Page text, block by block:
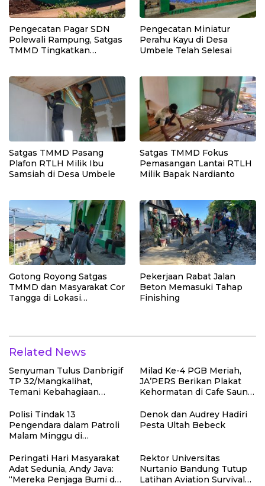
Pengecatan Pagar SDN
Polewali Rampung, Satgas
TMMD Tingkatkan
Pengecatan Miniatur
Perahu Kayu di Desa
Umbele Telah Selesai
Satgas TMMD Pasang
Plafon RTLH Milik Ibu
Samsiah di Desa Umbele
Satgas TMMD Fokus
Pemasangan Lantai RTLH
Milik Bapak Nardianto
Gotong Royong Satgas
TMMD dan Masyarakat Cor
Tangga di Lokasi
Pekerjaan Rabat Jalan
Beton Memasuki Tahap
Finishing
Related News
Senyuman Tulus Danbrigif
TP 32/Mangkalihat,
Temani Kebahagiaan
Massal
Milad Ke-4 PGB Meriah,
JA’PERS Berikan Plakat
Kehormatan di Cafe Saung
Polisi Tindak 13
Pengendara dalam Patroli
Malam Minggu di
Knalpot Brong
Denok dan Audrey Hadiri
Pesta Ultah Bebeck
Peringati Hari Masyarakat
Adat Sedunia, Andy Java:
“Mereka Penjaga Bumi dan
Rektor Universitas
Nurtanio Bandung Tutup
Latihan Aviation Survival